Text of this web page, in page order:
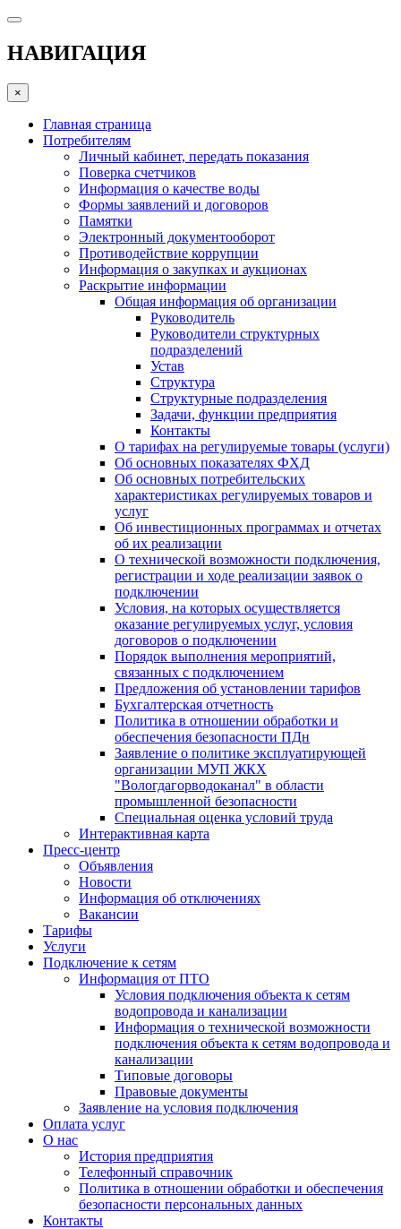
НАВИГАЦИЯ
×
Главная страница
Потребителям
Личный кабинет, передать показания
Поверка счетчиков
Информация о качестве воды
Формы заявлений и договоров
Памятки
Электронный документооборот
Противодействие коррупции
Информация о закупках и аукционах
Раскрытие информации
Общая информация об организации
Руководитель
Руководители структурных
подразделений
Устав
Структура
Структурные подразделения
Задачи, функции предприятия
Контакты
О тарифах на регулируемые товары (услуги)
Об основных показателях ФХД
Об основных потребительских
характеристиках регулируемых товаров и
услуг
Об инвестиционных программах и отчетах
об их реализации
О технической возможности подключения,
регистрации и ходе реализации заявок о
подключении
Условия, на которых осуществляется
оказание регулируемых услуг, условия
договоров о подключении
Порядок выполнения мероприятий,
связанных с подключением
Предложения об установлении тарифов
Бухгалтерская отчетность
Политика в отношении обработки и
обеспечения безопасности ПДн
Заявление о политике эксплуатирующей
организации МУП ЖКХ
"Вологдагорводоканал" в области
промышленной безопасности
Специальная оценка условий труда
Интерактивная карта
Пресс-центр
Объявления
Новости
Информация об отключениях
Вакансии
Тарифы
Услуги
Подключение к сетям
Информация от ПТО
Условия подключения объекта к сетям
водопровода и канализации
Информация о технической возможности
подключения объекта к сетям водопровода и
канализации
Типовые договоры
Правовые документы
Заявление на условия подключения
Оплата услуг
О нас
История предприятия
Телефонный справочник
Политика в отношении обработки и обеспечения
безопасности персональных данных
Контакты